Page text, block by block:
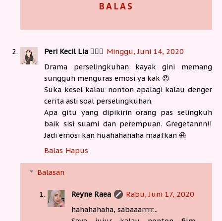
BALAS
Peri Kecil Lia 🧚🏻‍♀️ Minggu, Juni 14, 2020
Drama perselingkuhan kayak gini memang
sungguh menguras emosi ya kak 😠
Suka kesel kalau nonton apalagi kalau denger
cerita asli soal perselingkuhan.
Apa gitu yang dipikirin orang pas selingkuh
baik sisi suami dan perempuan. Gregetannn!!
Jadi emosi kan huahahahaha maafkan 😆
Balas Hapus
Balasan
Reyne Raea
Rabu, Juni 17, 2020
hahahahaha, sabaaarrrr...